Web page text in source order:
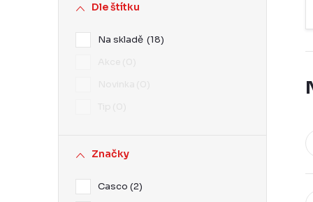
Dle štítku
Na skladě 18
Značky
Casco 2